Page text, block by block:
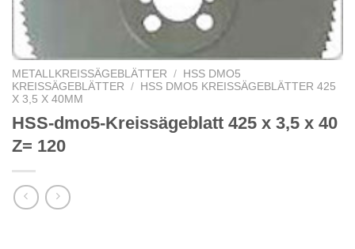
METALLKREISSÄGEBLÄTTER /
HSS DMO5
KREISSÄGEBLÄTTER
/
HSS DMO5 KREISSÄGEBLÄTTER 425
X 3,5 X 40MM
HSS-dmo5-Kreissägeblatt 425 x 3,5 x 40
Z= 120